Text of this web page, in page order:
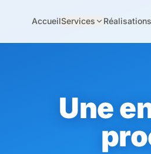
AccueilServices Réalisations
Une